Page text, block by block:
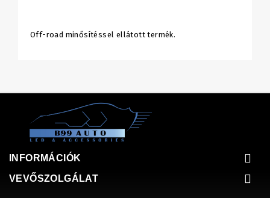
Off-road minősítéssel ellátott termék.
INFORMÁCIÓK
VEVŐSZOLGÁLAT